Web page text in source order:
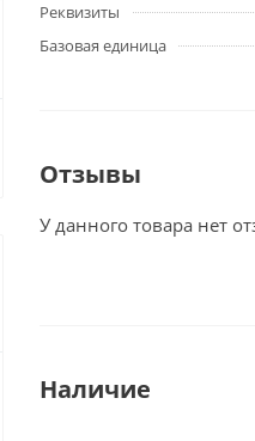
Реквизиты
Базовая единица
Отзывы
У данного товара нет
Наличие